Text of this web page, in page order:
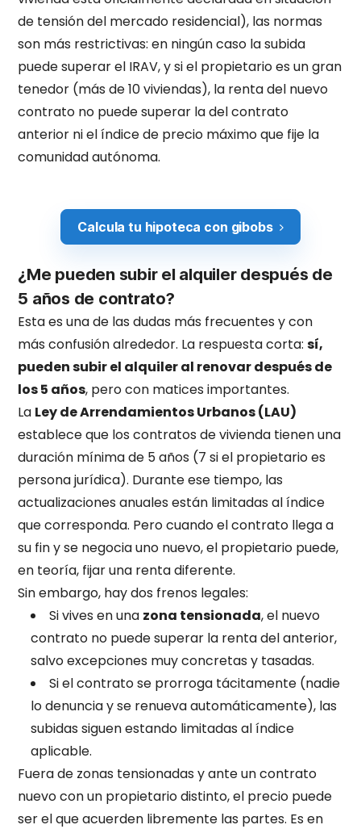
de tensión del mercado residencial), las normas
son más restrictivas: en ningún caso la subida
puede superar el IRAV, y si el propietario es un gran
tenedor (más de 10 viviendas), la renta del nuevo
contrato no puede superar la del contrato
anterior ni el índice de precio máximo que fije la
comunidad autónoma.
Calcula tu hipoteca con gibobs
¿Me pueden subir el alquiler después de
5 años de contrato?
Esta es una de las dudas más frecuentes y con
más confusión alrededor. La respuesta corta:sí,
pueden subir el alquiler al renovar después de
los 5 años, pero con matices importantes.
La Ley de Arrendamientos Urbanos (LAU)
establece que los contratos de vivienda tienen una
duración mínima de 5 años (7 si el propietario es
persona jurídica). Durante ese tiempo, las
actualizaciones anuales están limitadas al índice
que corresponda. Pero cuando el contrato llega a
su fin y se negocia uno nuevo, el propietario puede,
en teoría, fijar una renta diferente.
Sin embargo, hay dos frenos legales:
Si vives en una zona tensionada, el nuevo
contrato no puede superar la renta del anterior,
salvo excepciones muy concretas y tasadas.
Si el contrato se prorroga tácitamente (nadie
lo denuncia y se renueva automáticamente), las
subidas siguen estando limitadas al índice
aplicable.
Fuera de zonas tensionadas y ante un contrato
nuevo con un propietario distinto, el precio puede
ser el que acuerden libremente las partes. Es en